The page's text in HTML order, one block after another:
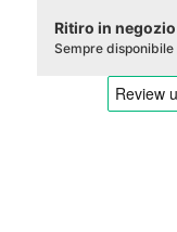
Ritiro in negozio
Sempre